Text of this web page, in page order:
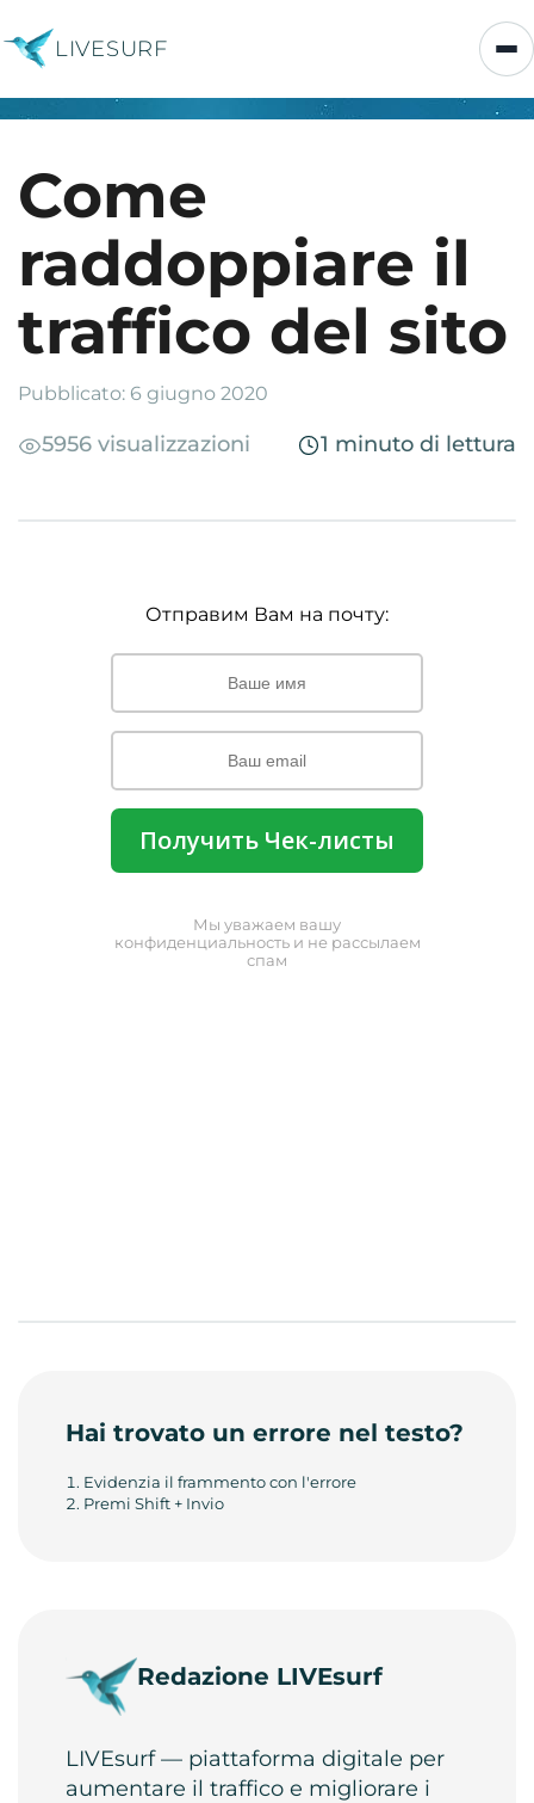
LIVESURF
Come
raddoppiare il
traffico del sito
Pubblicato: 6 giugno 2020
5956 visualizzazioni 1 minuto di lettura
Отправим Вам на почту:
Получить Чек-листы
Мы уважаем вашу
конфиденциальность и не рассылаем
спам
Hai trovato un errore nel testo?
Evidenzia il frammento con l'errore
Premi Shift + Invio
Redazione LIVEsurf
LIVEsurf — piattaforma digitale per
aumentare il traffico e migliorare i